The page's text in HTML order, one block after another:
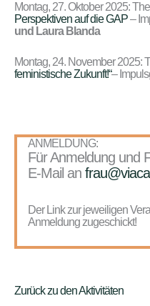
Montag, 27. Oktober 2025:
Perspektiven auf die GAP–
und Laura Blanda
Montag, 24. November 2025:
feministische Zukunft!“–
ANMELDUNG:
Für Anmeldung und
E-Mail an
Der Link zur jeweiligen
Anmeldung zugeschickt!
Zurück zu den Aktivitäten